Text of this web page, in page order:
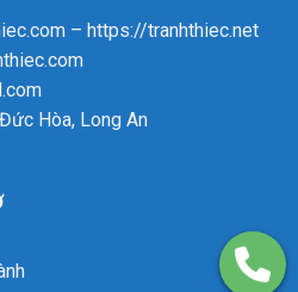
– https://tranhthiec.net
Hòa, Long An